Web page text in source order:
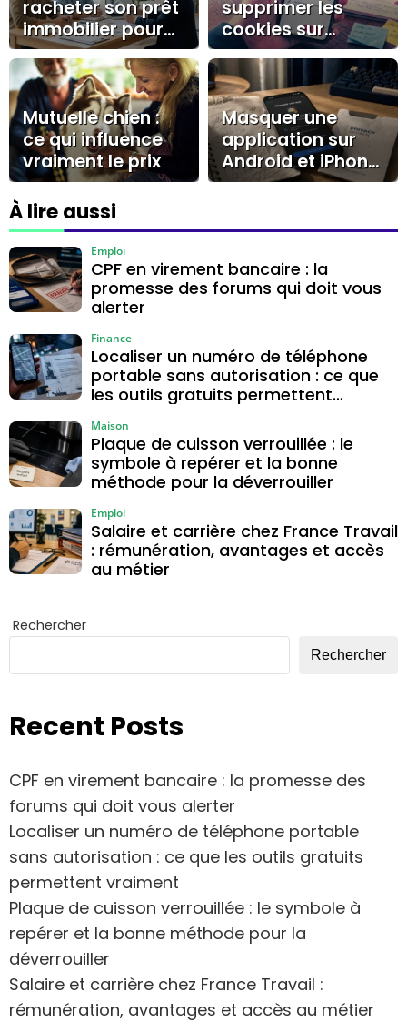
racheter son prêt
immobilier pour
réaliser des
économies
durables ?
supprimer les
cookies sur
Android : guide
pratique pour une
navigation fluide
et privée
Mutuelle chien :
ce qui influence
vraiment le prix
Masquer une
application sur
Android et iPhone
: méthodes
sécurité
À lire aussi
CPF en virement bancaire : la
promesse des forums qui doit vous
alerter
Emploi
Localiser un numéro de téléphone
portable sans autorisation : ce que
les outils gratuits permettent
Finance
Plaque de cuisson verrouillée : le
symbole à repérer et la bonne
méthode pour la déverrouiller
Maison
Salaire et carrière chez France Travail
: rémunération, avantages et accès
au métier
Emploi
Rechercher
Rechercher
Recent Posts
CPF en virement bancaire : la promesse des
forums qui doit vous alerter
Localiser un numéro de téléphone portable
sans autorisation : ce que les outils gratuits
permettent vraiment
Plaque de cuisson verrouillée : le symbole à
repérer et la bonne méthode pour la
déverrouiller
Salaire et carrière chez France Travail :
rémunération, avantages et accès au métier